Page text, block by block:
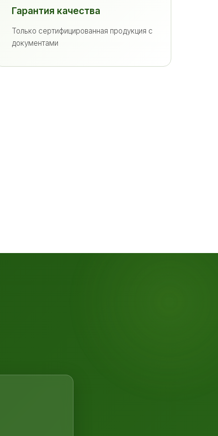
Гарантия качества
Только сертифицированная продукция с
документами